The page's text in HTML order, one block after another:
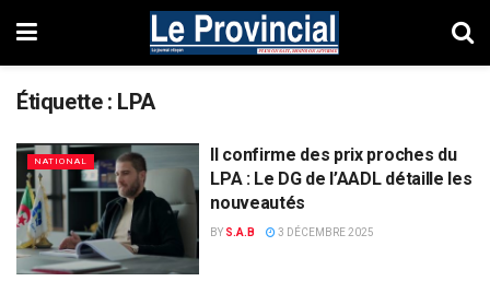
Étiquette : LPA
NATIONAL
Il confirme des prix proches du
LPA : Le DG de l’AADL détaille les
nouveautés
BY S.A.B 3 DÉCEMBRE 2025